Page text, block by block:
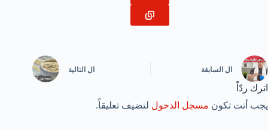
ال السابقة ال التالية
اترك ردّاً
يجب أنت تكون مسجل الدخول لتضيف تعليقاً.